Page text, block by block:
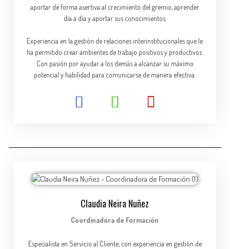
aportar de forma asertiva al crecimiento del gremio, aprender
día a día y aportar sus conocimientos.
Experiencia en la gestión de relaciones interinstitucionales que le
ha permitido crear ambientes de trabajo positivos y productivos.
Con pasión por ayudar a los demás a alcanzar su máximo
potencial y habilidad para comunicarse de manera efectiva.
Claudia Neira Nuñez
Coordinadora de Formación
Especialista en Servicio al Cliente, con experiencia en gestión de